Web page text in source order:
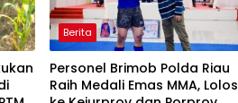
Berita
Personel Brimob Polda Riau
Raih Medali Emas MMA, Lolos